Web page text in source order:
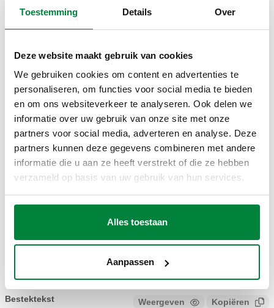
Toestemming Details Over
Deze website maakt gebruik van cookies
We gebruiken cookies om content en advertenties te
personaliseren, om functies voor social media te bieden
en om ons websiteverkeer te analyseren. Ook delen we
informatie over uw gebruik van onze site met onze
partners voor social media, adverteren en analyse. Deze
partners kunnen deze gegevens combineren met andere
informatie die u aan ze heeft verstrekt of die ze hebben
verzameld op basis van uw gebruik van hun services.
Alles toestaan
Aanpassen
TEKENINGEN EN SPECIFICATIES
CBN551005 551005, 551006
2D-tekeningen
DWG DXF PDF
3D-modellen
IGS STP
Bestektekst Weergeven Kopiëren